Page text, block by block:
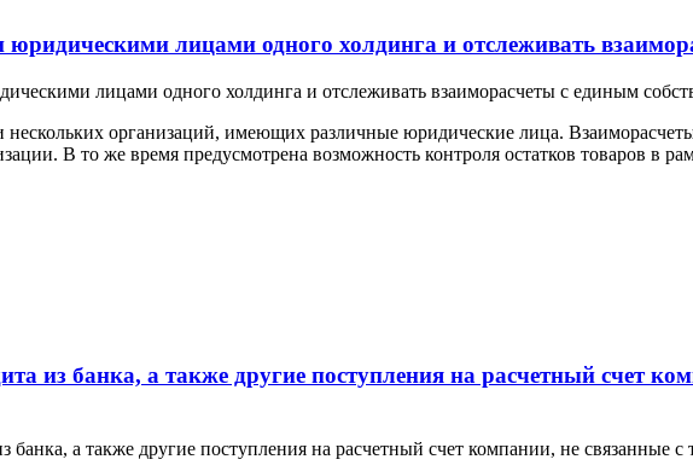
лицами одного холдинга и отслеживать
лицами одного холдинга и отслеживать взаиморасчеты с единым
организаций, имеющих различные юридические лица.
В то же время предусмотрена возможность контроля остатков товаров в
из банка, а также другие поступления на расчетный счет
а также другие поступления на расчетный счет компании, не связанные